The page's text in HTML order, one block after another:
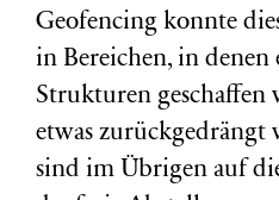
Geofencing konnte
in Bereichen, in denen
Strukturen geschaffen
etwas zurückgedrängt
sind im Übrigen auf